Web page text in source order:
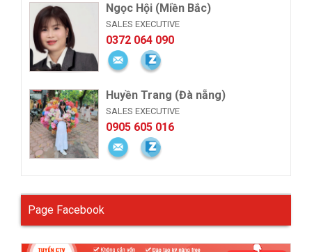
Ngọc Hội (Miền Bắc)
SALES EXECUTIVE
0372 064 090
Huyền Trang (Đà nẵng)
SALES EXECUTIVE
0905 605 016
Page Facebook